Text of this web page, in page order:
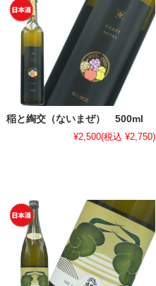
稲と綯交（ないまぜ） 500ml
¥2,500(税込 ¥2,750)